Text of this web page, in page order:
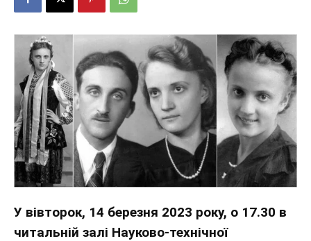
У вівторок, 14 березня 2023 року, о 17.30 в
читальній залі Науково-технічної